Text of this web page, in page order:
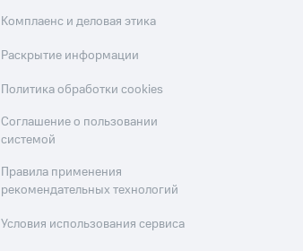
Комплаенс и деловая этика
Раскрытие информации
Политика обработки cookies
Соглашение о пользовании
системой
Правила применения
рекомендательных технологий
Условия использования сервиса